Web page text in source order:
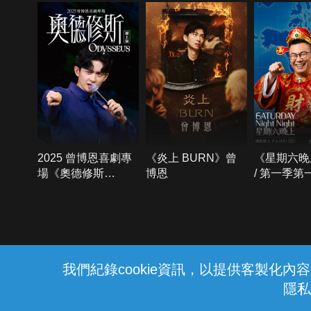
我們紀錄cookie資訊，以提供客製化內
隱
2025 曾博恩喜劇專
場《奧德修斯
《炎上 BURN》曾
博恩
《星期六
/ 第一季第